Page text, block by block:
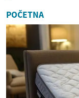
POČETNA